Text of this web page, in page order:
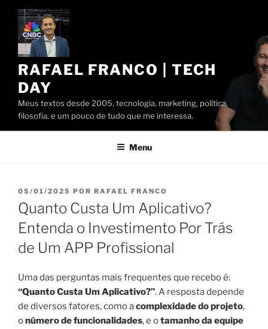
Pular
conteúdo
RAFAEL FRANCO | TECH
DAY
Meus textos desde 2005, tecnologia, marketing, política,
filosofia, e um pouco de tudo que me interessa.
Menu
PUBLICADO
EM
05/01/2025 POR RAFAEL FRANCO
Quanto Custa Um Aplicativo?
Entenda o Investimento Por Trás
de Um APP Profissional
Uma das perguntas mais frequentes que recebo é:
“Quanto Custa Um Aplicativo?”. A resposta depende
de diversos fatores, como acomplexidade do projeto,
onúmero de funcionalidades, e otamanho da equipe